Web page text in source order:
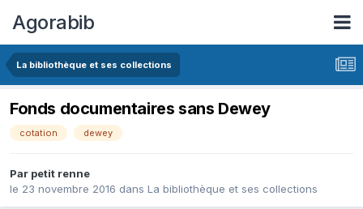
Agorabib
La bibliothèque et ses collections
Fonds documentaires sans Dewey
cotation dewey
Par petit renne
le 23 novembre 2016 dans La bibliothèque et ses collections